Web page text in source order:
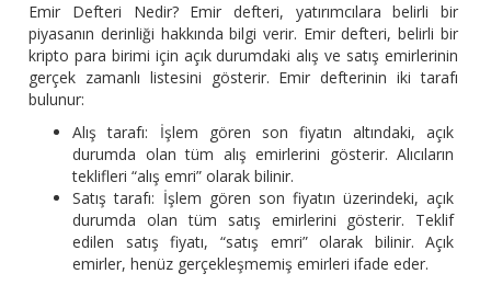
Emir Defteri Nedir? Emir defteri, yatırımcılara belirli bir
piyasanın derinliği hakkında bilgi verir. Emir defteri, belirli bir
kripto para birimi için açık durumdaki alış ve satış emirlerinin
gerçek zamanlı listesini gösterir. Emir defterinin iki tarafı
bulunur:
Alış tarafı: İşlem gören son fiyatın altındaki, açık
durumda olan tüm alış emirlerini gösterir. Alıcıların
teklifleri “alış emri” olarak bilinir.
Satış tarafı: İşlem gören son fiyatın üzerindeki, açık
durumda olan tüm satış emirlerini gösterir. Teklif
edilen satış fiyatı, “satış emri” olarak bilinir. Açık
emirler, henüz gerçekleşmemiş emirleri ifade eder.